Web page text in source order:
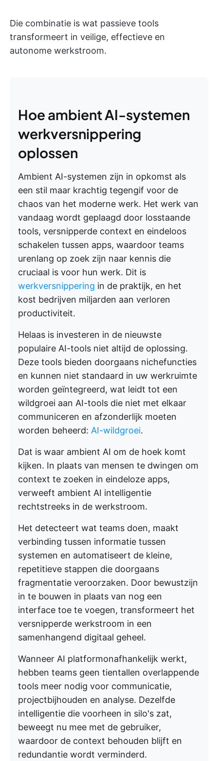
Die combinatie is wat passieve tools
transformeert in veilige, effectieve en
autonome werkstroom.
Hoe ambient AI-systemen
werkversnippering
oplossen
Ambient AI-systemen zijn in opkomst als
een stil maar krachtig tegengif voor de
chaos van het moderne werk. Het werk van
vandaag wordt geplaagd door losstaande
tools, versnipperde context en eindeloos
schakelen tussen apps, waardoor teams
urenlang op zoek zijn naar kennis die
cruciaal is voor hun werk. Dit is
werkversnippering in de praktijk, en het
kost bedrijven miljarden aan verloren
productiviteit.
Helaas is investeren in de nieuwste
populaire AI-tools niet altijd de oplossing.
Deze tools bieden doorgaans nichefuncties
en kunnen niet standaard in uw werkruimte
worden geïntegreerd, wat leidt tot een
wildgroei aan AI-tools die niet met elkaar
communiceren en afzonderlijk moeten
worden beheerd: AI-wildgroei.
Dat is waar ambient AI om de hoek komt
kijken. In plaats van mensen te dwingen om
context te zoeken in eindeloze apps,
verweeft ambient AI intelligentie
rechtstreeks in de werkstroom.
Het detecteert wat teams doen, maakt
verbinding tussen informatie tussen
systemen en automatiseert de kleine,
repetitieve stappen die doorgaans
fragmentatie veroorzaken. Door bewustzijn
in te bouwen in plaats van nog een
interface toe te voegen, transformeert het
versnipperde werkstroom in een
samenhangend digitaal geheel.
Wanneer AI platformonafhankelijk werkt,
hebben teams geen tientallen overlappende
tools meer nodig voor communicatie,
projectbijhouden en analyse. Dezelfde
intelligentie die voorheen in silo's zat,
beweegt nu mee met de gebruiker,
waardoor de context behouden blijft en
redundantie wordt verminderd.